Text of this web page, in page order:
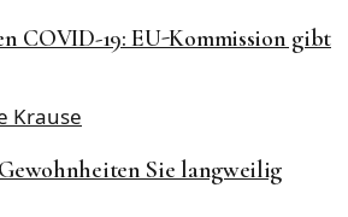
COVID-19: EU-Kommission gibt
Krause
Sie langweilig